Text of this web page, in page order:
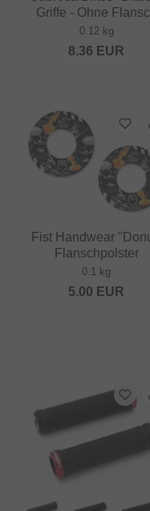
Griffe - Ohne
0.12 kg
8.36 EUR
Fist Handwear
Flanschpolster
0.1 kg
5.00 EUR